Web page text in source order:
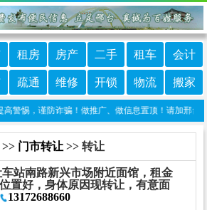
租房 房产 二手 租车 会计
疏通 维修 开锁 物流 搬家
惕，谨防诈骗！做推广、做信息置顶！请加邢台123
>> 门市转让 >> 转让
站南路新兴市场附近面馆，租金
置好，身体原因现转让，有意面
13172688660